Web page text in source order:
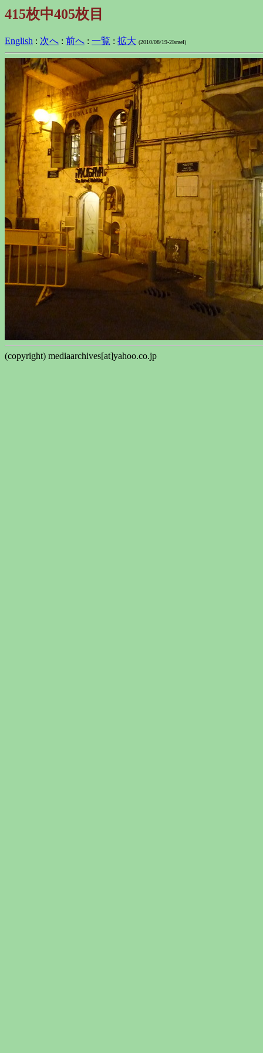
415枚中405枚目
English : 次へ : 前へ : 一覧 : 拡大 (2010/08/19-2Israel)
(copyright) mediaarchives[at]yahoo.co.jp